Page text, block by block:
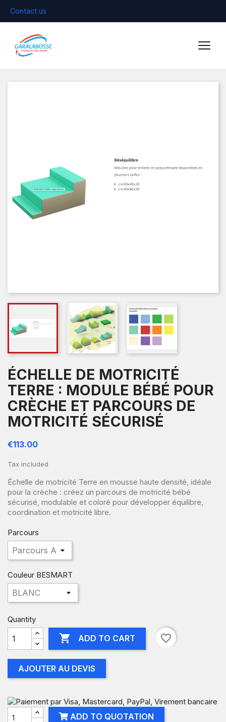
Contact us
ÉCHELLE DE MOTRICITÉ
TERRE : MODULE BÉBÉ POUR
CRÈCHE ET PARCOURS DE
MOTRICITÉ SÉCURISÉ
€113.00
Tax included
Échelle de motricité Terre en mousse haute densité, idéale
pour la crèche : créez un parcours de motricité bébé
sécurisé, modulable et coloré pour développer équilibre,
coordination et motricité libre.
Parcours
Couleur BESMART
Quantity
 ADD TO CART favorite_border
AJOUTER AU DEVIS
ADD TO QUOTATION